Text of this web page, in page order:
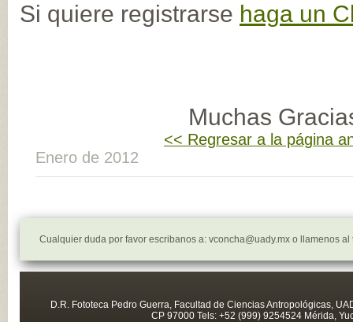
Si quiere registrarse haga un
Muchas
<< Regresar a la página
Enero de 2012
Cualquier duda por favor escribanos a: vconcha@uady.mx o llamenos
D.R. Fototeca Pedro Guerra, Facultad de Ciencias Antropológicas,
CP 97000 Tels: +52 (999) 9254524 Mérida,